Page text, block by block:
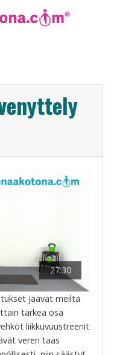
27:30
jäävät meiltä
tärkeä osa
liikkuvuustreenit
veren taas